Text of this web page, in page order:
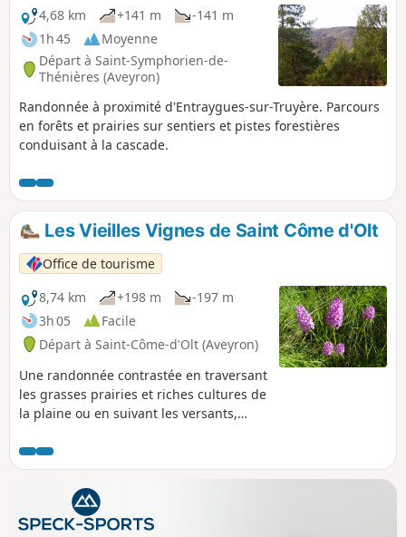
4,68 km
+141 m
-141 m
1h 45
Moyenne
Départ à Saint-Symphorien-de-
Thénières (Aveyron)
Randonnée à proximité d'Entraygues-sur-Truyère. Parcours
en forêts et prairies sur sentiers et pistes forestières
conduisant à la cascade.
Les Vieilles Vignes de Saint Côme d'Olt
Office de tourisme
8,74 km
+198 m
-197 m
3h 05
Facile
Départ à Saint-Côme-d'Olt (Aveyron)
Une randonnée contrastée en traversant
les grasses prairies et riches cultures de
la plaine ou en suivant les versants,
médiévale de Saint-Côme-d'Olt en point
de mire.